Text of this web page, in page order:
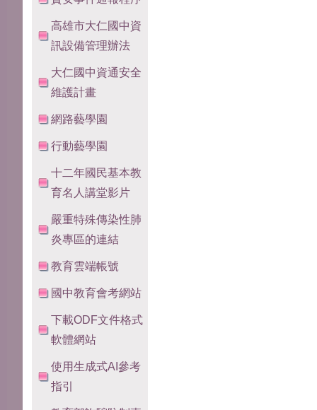
高雄市大仁國中資
訊設備管理辦法
大仁國中資通安全
維護計畫
網路藝學園
行動藝學園
十二年國民基本教
育名人講堂影片
嚴重特殊傳染性肺
炎專區的連結
教育雲端帳號
國中教育會考網站
下載ODF文件格式
軟體網站
使用生成式AI參考
指引